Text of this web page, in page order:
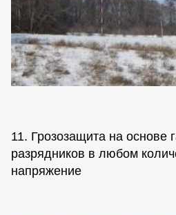
11. Грозозащита на основе
разрядников в любом
напряжение